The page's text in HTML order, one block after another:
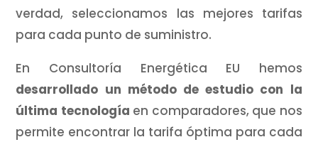
verdad, seleccionamos las mejores tarifas
para cada punto de suministro.
En Consultoría Energética EU hemos
desarrollado un método de estudio con la
última tecnología en comparadores, que nos
permite encontrar la tarifa óptima para cada